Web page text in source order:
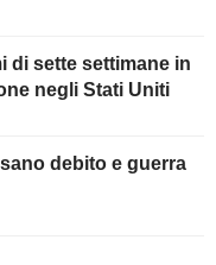
di sette settimane in
negli Stati Uniti
debito e guerra